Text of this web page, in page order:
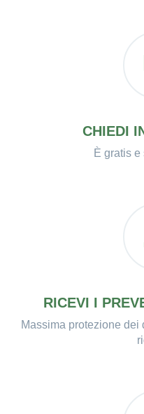
CHIEDI
È gratis
RICEVI I
Massima protezione dei